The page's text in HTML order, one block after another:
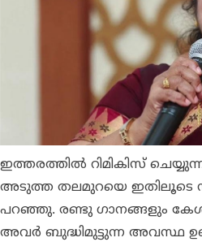
ഇത്തരത്തില്‍ റിമികിസ്
അടുത്ത തലമുറയെ ഇതിലൂടെ
പറഞ്ഞു. രണ്ടു ഗാനങ്ങളും
അവര്‍ ബുദ്ധിമുട്ടുന്ന അവസ്ഥ